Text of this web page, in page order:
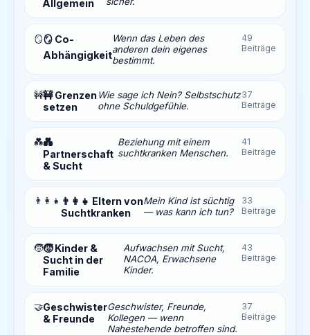
Allgemein
🪞🪞 Co-
Abhängigkeit
Wenn das Leben des
anderen dein eigenes
bestimmt.
49
Beiträge
🚧🚧 Grenzen
setzen
Wie sage ich Nein? Selbstschutz
ohne Schuldgefühle.
37
Beiträge
💑💑
Partnerschaft
& Sucht
Beziehung mit einem
suchtkranken Menschen.
41
Beiträge
👨‍👩‍👧 👨‍👩‍👧 Eltern von
Suchtkranken
Mein Kind ist süchtig
— was kann ich tun?
33
Beiträge
🧒🧒 Kinder &
Sucht in der
Familie
Aufwachsen mit Sucht,
NACOA, Erwachsene
Kinder.
43
Beiträge
🤝Geschwister
& Freunde
Geschwister, Freunde,
Kollegen — wenn
Nahestehende betroffen sind.
37
Beiträge